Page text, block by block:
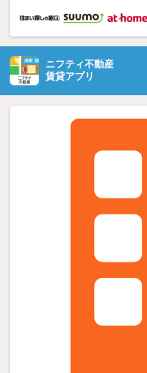
ニフティ不動産
賃貸アプリ